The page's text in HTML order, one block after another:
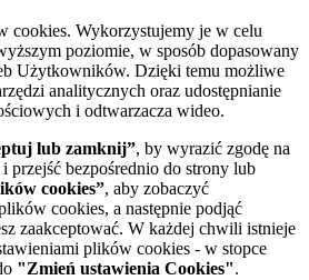
cookies. Wykorzystujemy je w celu
poziomie, w sposób dopasowany
Użytkowników. Dzięki temu możliwe
analitycznych oraz udostępnianie
i odtwarzacza wideo.
lub zamknij”, by wyrazić zgodę na
przejść bezpośrednio do strony lub
cookies”, aby zobaczyć
cookies, a następnie podjąć
zaakceptować. W każdej chwili istnieje
plików cookies - w stopce
"Zmień ustawienia Cookies".